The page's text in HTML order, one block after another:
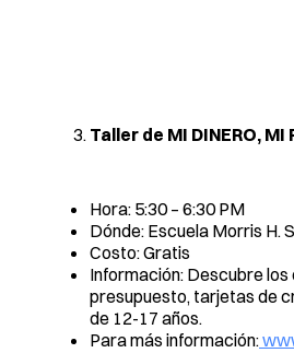
Taller de MI DINERO, MI
Hora: 5:30 – 6:30 PM
Dónde: Escuela Morris H.
Costo: Gratis
Información: Descubre
presupuesto, tarjetas de
de 12-17 años.
Para más información: